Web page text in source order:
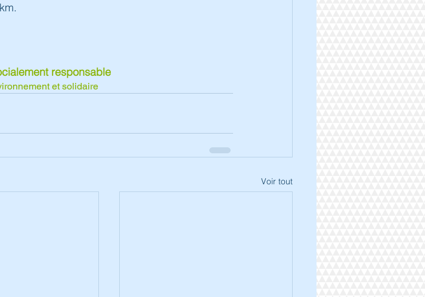
responsable
et solidaire
Voir tout